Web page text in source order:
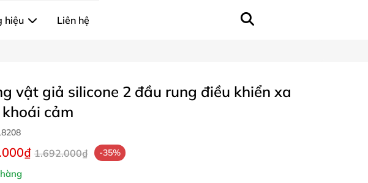
hiệu Liên hệ
vật giả silicone 2 đầu rung điều khiển xa
cảm
1.692.000₫ -35%